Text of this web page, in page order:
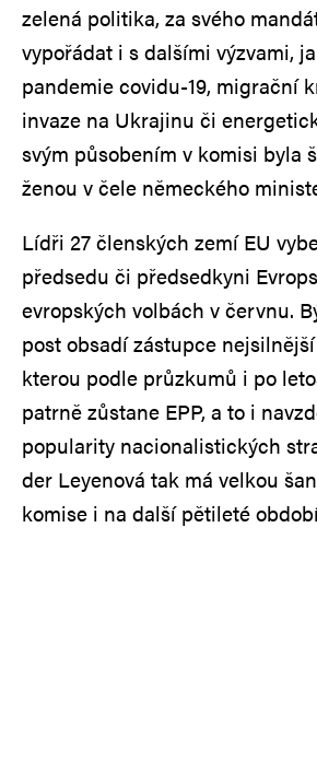
zelená politika, za svého
vypořádat i s dalšími výzvami,
pandemie covidu-19, migrační
invaze na Ukrajinu či
svým působením v komisi byla
ženou v čele německého
Lídři 27 členských zemí EU
předsedu či předsedkyni
evropských volbách v červnu.
post obsadí zástupce
kterou podle průzkumů i po
patrně zůstane EPP, a to i
popularity nacionalistických
der Leyenová tak má velkou
komise i na další pětileté